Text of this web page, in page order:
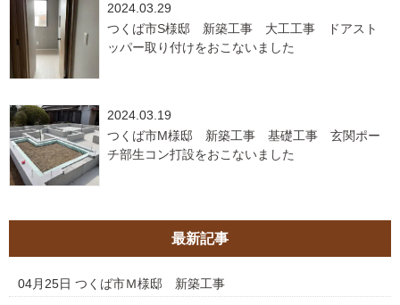
2024.03.29
つくば市S様邸 新築工事 大工工事 ドアスト
ッパー取り付けをおこないました
2024.03.19
つくば市M様邸 新築工事 基礎工事 玄関ポー
チ部生コン打設をおこないました
最新記事
04月25日 つくば市Ｍ様邸 新築工事